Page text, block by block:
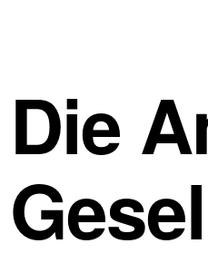
Die